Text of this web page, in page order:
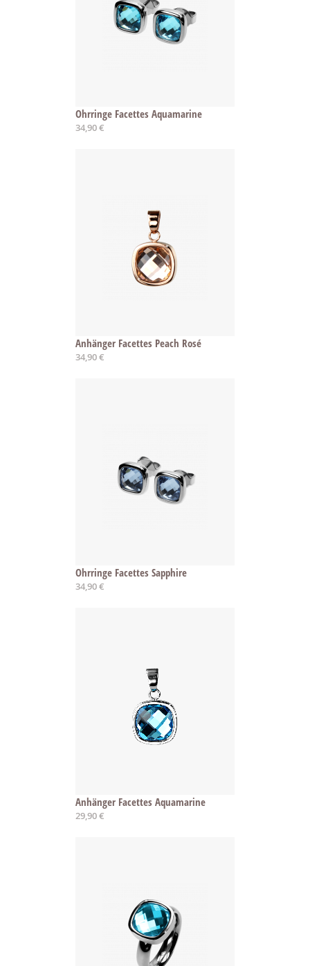
Ohrringe Facettes Aquamarine
34,90 €
Anhänger Facettes Peach Rosé
34,90 €
Ohrringe Facettes Sapphire
34,90 €
Anhänger Facettes Aquamarine
29,90 €